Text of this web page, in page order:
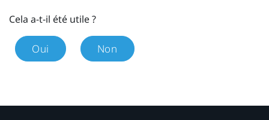
Cela a-t-il été utile ?
Oui Non